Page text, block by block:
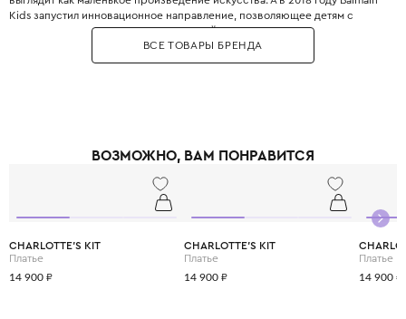
Kids запустил инновационное направление, позволяющее детям с
ранних лет прикасаться к миру высокой моды. Золотые пуговицы,
фактурные ткани, линии кроя – здесь нет места скучной
повседневности.
ВСЕ ТОВАРЫ БРЕНДА
ВОЗМОЖНО, ВАМ ПОНРАВИТСЯ
CHARLOTTE'S KIT
Платье
14 900 ₽
CHARLOTTE'S KIT
Платье
14 900 ₽
Платье
14 900 ₽